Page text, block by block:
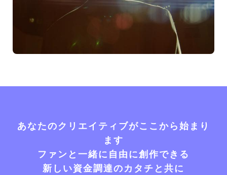
あなたのクリエイティブがここから始まり
ます
ファンと一緒に自由に創作できる
新しい資金調達のカタチと共に